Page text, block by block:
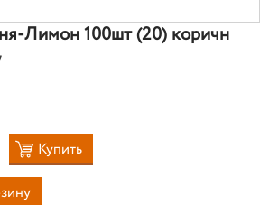
Лимон 100шт (20) коричн
Купить